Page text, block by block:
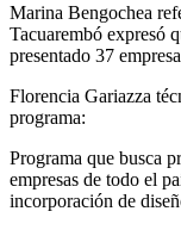
Marina Bengochea
Tacuarembó expresó
presentado 37
Florencia Gariazza
programa:
Programa que busca
empresas de todo el
incorporación de